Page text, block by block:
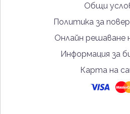
Общи
Политика за
Онлайн решаване
Информация за
Карта на